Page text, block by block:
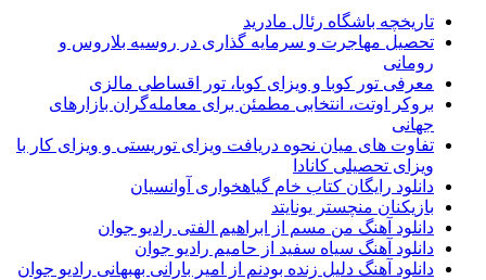
تاریخچه باشگاه رئال مادرید
تحصیل مهاجرت و سرمایه گذاری در روسیه بلاروس و
رومانی
معرفی تور کوبا و ویزای کوبا، تور اقساطی مالزی
بروکر اوتت، انتخابی مطمئن برای معامله‌گران بازارهای
جهانی
تفاوت های میان نحوه دریافت ویزای توریستی و ویزای کار با
ویزای تحصیلی کانادا
دانلود رایگان کتاب خام گیاهخواری آوانسیان
بازیکنان منچستر یونایتد
دانلود آهنگ من مسم از ابراهیم الفتی رادیو جوان
دانلود آهنگ سیاه سفید از حامیم رادیو جوان
دانلود آهنگ دلیل زنده بودنم از امیر بارانی بهبهانی رادیو جوان